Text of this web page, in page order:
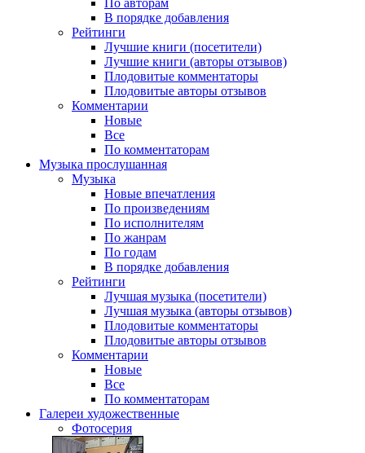
В порядке добавления
Рейтинги
Лучшие книги (посетители)
Лучшие книги (авторы отзывов)
Плодовитые комментаторы
Плодовитые авторы отзывов
Комментарии
Новые
Все
По комментаторам
Музыка прослушанная
Музыка
Новые впечатления
По произведениям
По исполнителям
По жанрам
По годам
В порядке добавления
Рейтинги
Лучшая музыка (посетители)
Лучшая музыка (авторы отзывов)
Плодовитые комментаторы
Плодовитые авторы отзывов
Комментарии
Новые
Все
По комментаторам
Галереи художественные
Фотосерия